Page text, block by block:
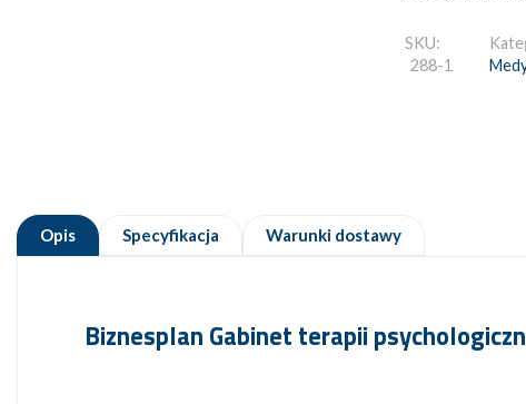
SKU:
288-1
Opis Specyfikacja Warunki dostawy
Biznesplan Gabinet terapii